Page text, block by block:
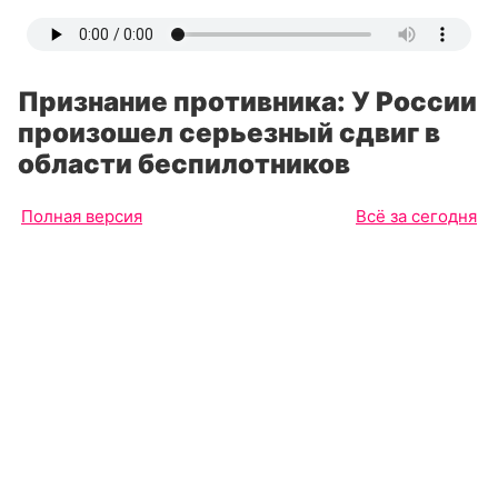
Признание противника: У России
произошел серьезный сдвиг в
области беспилотников
Полная версия Всё за сегодня